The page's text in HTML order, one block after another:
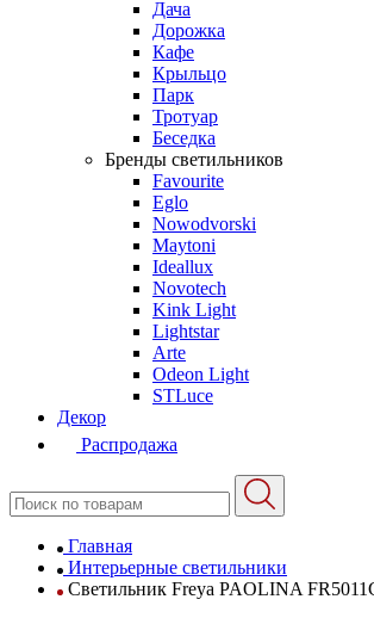
Дача
Дорожка
Кафе
Крыльцо
Парк
Тротуар
Беседка
Бренды светильников
Favourite
Eglo
Nowodvorski
Maytoni
Ideallux
Novotech
Kink Light
Lightstar
Arte
Odeon Light
STLuce
Декор
Распродажа
Главная
Интерьерные светильники
Светильник Freya PAOLINA